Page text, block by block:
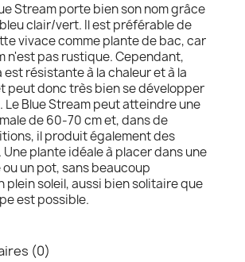
Stream porte bien son nom grâce
clair/vert. Il est préférable de
vivace comme plante de bac, car
n'est pas rustique. Cependant,
résistante à la chaleur et à la
peut donc très bien se développer
Le Blue Stream peut atteindre une
de 60-70 cm et, dans de
il produit également des
plante idéale à placer dans une
un pot, sans beaucoup
plein soleil, aussi bien solitaire que
est possible.
(0)